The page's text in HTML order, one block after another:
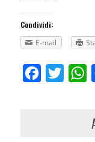
Condividi:
E-mail
Facebook